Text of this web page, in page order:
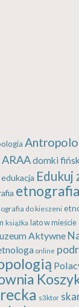
ARAAdomki
edukacja Edukuj
do kieszeni
książka lato w mieście
Aktywne
online
s3ktor